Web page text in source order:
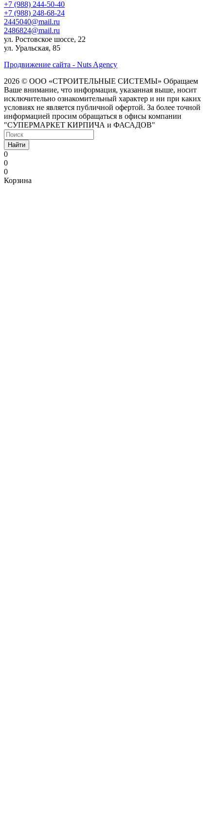
+7 (988) 244-50-40
+7 (988) 248-68-24
2445040@mail.ru
2486824@mail.ru
ул. Ростовское шоссе, 22
ул. Уральская, 85
Продвижение сайта - Nuts Agency
2026 © ООО «СТРОИТЕЛЬНЫЕ СИСТЕМЫ» Обращаем
Ваше внимание, что информация, указанная выше, носит
исключительно ознакомительный характер и ни при каких
условиях не является публичной офертой. За более точной
информацией просим обращаться в офисы компании
"СУПЕРМАРКЕТ КИРПИЧА и ФАСАДОВ"
Найти
0
0
0
Корзина